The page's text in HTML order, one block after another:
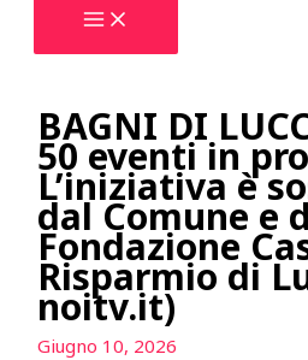
BAGNI DI
50 eventi in
L’iniziativa è
dal Comune e
Fondazione
Risparmio di
noitv.it)
Giugno 10, 2026